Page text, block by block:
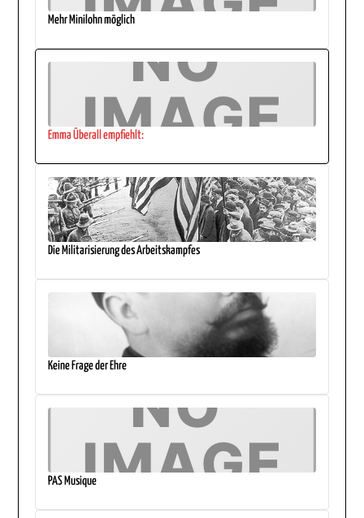
Mehr Minilohn möglich
Emma Überall empfiehlt:
Die Militarisierung des Arbeitskampfes
Keine Frage der Ehre
PAS Musique